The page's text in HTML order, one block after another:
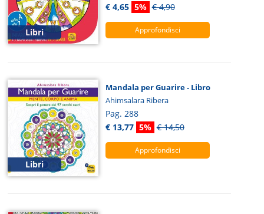
Libri
€ 4,65 5% € 4,90
Approfondisci
Libri
Mandala per Guarire - Libro
Ahimsalara Ribera
Pag. 288
€ 13,77 5% € 14,50
Approfondisci